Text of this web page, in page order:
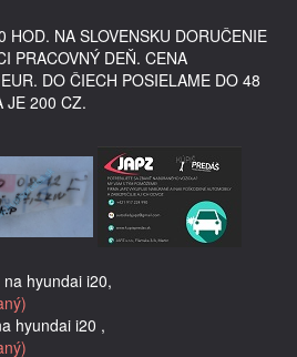
HOD. NA SLOVENSKU DORUČENIE
PRACOVNÝ DEŇ. CENA
DO ČIECH POSIELAME DO 48
JE 200 CZ.
hyundai i20,
hyundai i20 ,